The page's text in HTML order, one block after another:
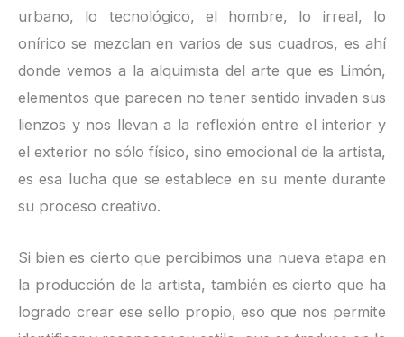
urbano, lo tecnológico, el hombre, lo irreal, lo
onírico se mezclan en varios de sus cuadros, es ahí
donde vemos a la alquimista del arte que es Limón,
elementos que parecen no tener sentido invaden sus
lienzos y nos llevan a la reflexión entre el interior y
el exterior no sólo físico, sino emocional de la artista,
es esa lucha que se establece en su mente durante
su proceso creativo.
Si bien es cierto que percibimos una nueva etapa en
la producción de la artista, también es cierto que ha
logrado crear ese sello propio, eso que nos permite